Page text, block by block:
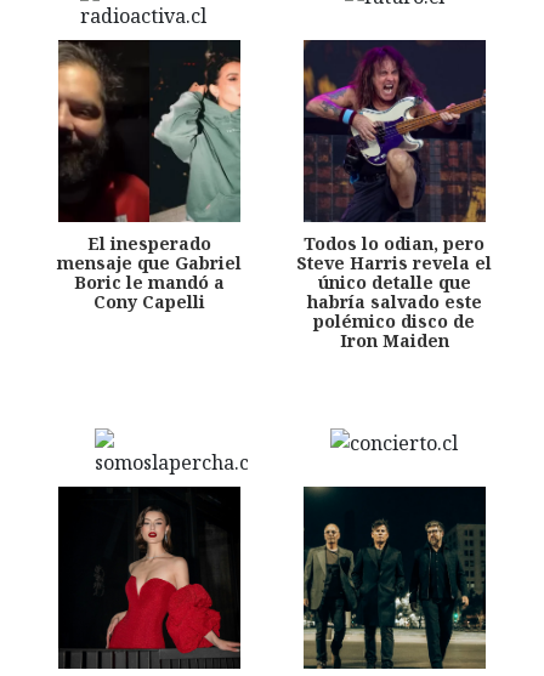
El inesperado
mensaje que Gabriel
Boric le mandó a
Cony Capelli
Todos lo odian, pero
Steve Harris revela el
único detalle que
habría salvado este
polémico disco de
Iron Maiden